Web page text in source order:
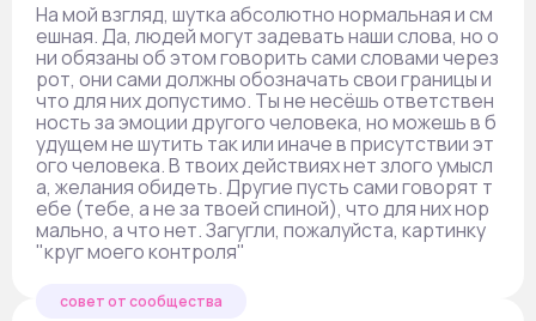
На мой взгляд, шутка абсолютно нормальная и см
ешная. Да, людей могут задевать наши слова, но о
ни обязаны об этом говорить сами словами через
рот, они сами должны обозначать свои границы и
что для них допустимо. Ты не несёшь ответствен
ность за эмоции другого человека, но можешь в б
удущем не шутить так или иначе в присутствии эт
ого человека. В твоих действиях нет злого умысл
а, желания обидеть. Другие пусть сами говорят т
ебе (тебе, а не за твоей спиной), что для них нор
мально, а что нет. Загугли, пожалуйста, картинку
"круг моего контроля"
совет от сообщества